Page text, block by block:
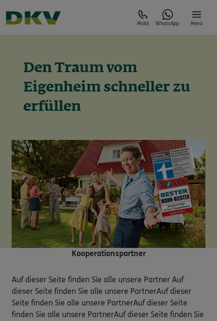
Mobil WhatsApp Menü
Den Traum vom
Eigenheim schneller zu
erfüllen
Kooperationspartner
Auf dieser Seite finden Sie alle unsere Partner Auf
dieser Seite finden Sie alle unsere PartnerAuf dieser
Seite finden Sie alle unsere PartnerAuf dieser Seite
finden Sie alle unsere PartnerAuf dieser Seite finden Sie